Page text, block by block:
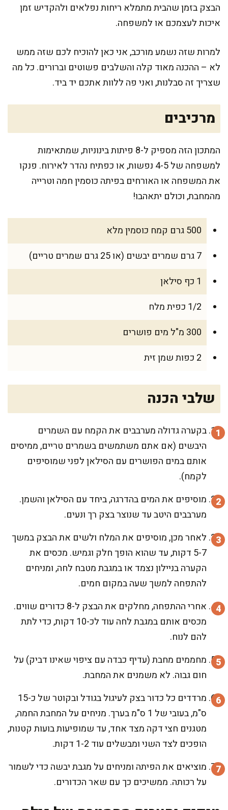
הבצק בזמן שהבית מתמלא ריחות נפלאים ולהקדיש זמן
איכות לעצמכם או למשפחה.
למרות שזה נשמע מורכב, אני כאן להוכיח לכם שזה ממש
לא – ההכנה מאוד קלה והשלבים פשוטים וברורים. כל מה
שצריך זה סבלנות, ואני פה ללוות אתכם יד ביד.
מרכיבים
המתכון הזה מספיק ל-8 פיתות בינוניות, שמתאימות
למשפחה של 4-5 נפשות, או כפתיח נהדר לאירוח. פנקו
את המשפחה או האורחים בפיתה כוסמין חמה וטרייה
מהמחבת, וכולם יתאהבו!
500 גרם קמח כוסמין מלא
7 גרם שמרים יבשים (או 25 גרם שמרים טריים)
1 כף סילאן
1/2 כפית מלח
300 מ"ל מים פושרים
2 כפות שמן זית
שלבי הכנה
בקערה גדולה מערבבים את הקמח עם השמרים
היבשים (אם אתם משתמשים בשמרים טריים, ממיסים
אותם במים הפושרים עם הסילאן לפני שמוסיפים
לקמח).
מוסיפים את המים בהדרגה, ביחד עם הסילאן והשמן.
מערבבים היטב עד שנוצר בצק רך ונעים.
לאחר מכן, מוסיפים את המלח ולשים את הבצק במשך
5-7 דקות, עד שהוא הופך חלק וגמיש. מכסים את
הקערה בניילון נצמד או במגבת מטבח לחה, ומניחים
להתפחה למשך שעה במקום חמים.
אחרי ההתפחה, מחלקים את הבצק ל-8 כדורים שווים.
מכסים אותם במגבת לחה עוד לכ-10 דקות, כדי לתת
להם לנוח.
מחממים מחבת (עדיף כבדה עם ציפוי שאינו דביק) על
חום גבוה. לא משמנים את המחבת.
מרדדים כל כדור בצק לעיגול בגודל ובקוטר של כ-15
ס"מ, בעובי של 1 ס"מ בערך. מניחים על המחבת החמה,
מטגנים חצי דקה מצד אחד, עד שמופיעות בועות קטנות,
הופכים לצד השני ומבשלים עוד 1-2 דקות.
מוציאים את הפיתה ומניחים על מגבת יבשה כדי לשמור
על רכותה. ממשיכים כך עם שאר הכדורים.